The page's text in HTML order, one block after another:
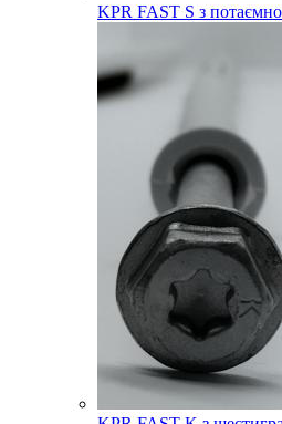
KPR FAST S з